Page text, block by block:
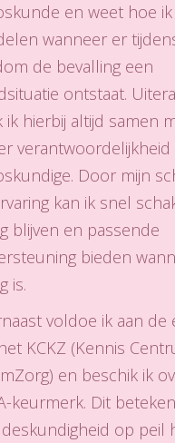
en weet hoe
wanneer er
de bevalling een
ontstaat.
ik hierbij altijd samen
verantwoordelijkheid
Door mijn
kan ik snel
blijven en passende
bieden
is.
voldoe ik aan de
KCKZ (Kennis
en beschik ik
keurmerk. Dit
deskundigheid op peil